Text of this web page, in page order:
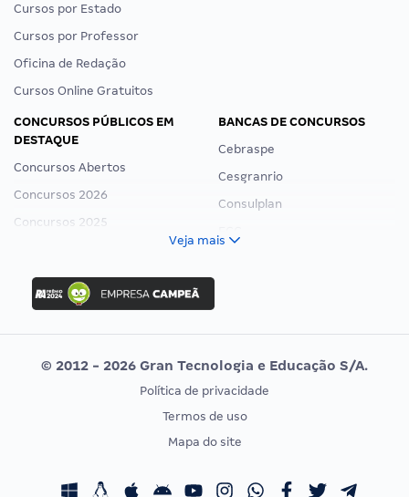
Cursos por Estado
Cursos por Professor
Oficina de Redação
Cursos Online Gratuitos
CONCURSOS PÚBLICOS EM
DESTAQUE
Concursos Abertos
Concursos 2026
Concursos 2025
Concurso Ibama
Concurso MPU
Editais publicados
BANCAS DE CONCURSOS
Cebraspe
Cesgranrio
Consulplan
Vunesp
CONCURSOS POR PROFISSÃO
Concursos Fiscais
EXAME DE ORDEM
Calendário OAB
Veja mais
© 2012 - 2026 Gran Tecnologia e Educação S/A.
Política de privacidade
Termos de uso
Mapa do site